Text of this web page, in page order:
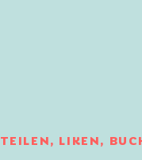
TEILEN, LIKEN,